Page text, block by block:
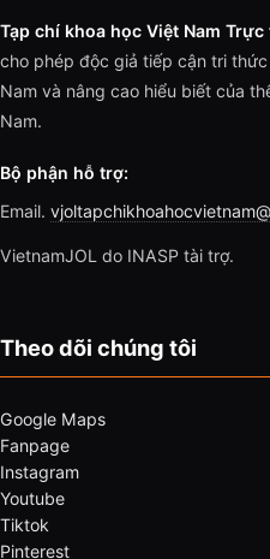
Tạp chí khoa học Việt Nam
cho phép độc giả tiếp cận tri
Nam và nâng cao hiểu biết của
Nam.
Bộ phận hỗ trợ:
Email.
VietnamJOL do INASP tài trợ.
Theo dõi chúng tôi
Google Maps
Fanpage
Instagram
Youtube
Tiktok
Pinterest